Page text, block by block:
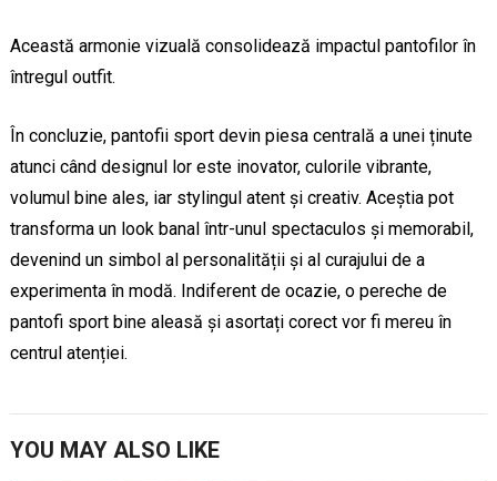
Această armonie vizuală consolidează impactul pantofilor în
întregul outfit.
În concluzie, pantofii sport devin piesa centrală a unei ținute
atunci când designul lor este inovator, culorile vibrante,
volumul bine ales, iar stylingul atent și creativ. Aceștia pot
transforma un look banal într-unul spectaculos și memorabil,
devenind un simbol al personalității și al curajului de a
experimenta în modă. Indiferent de ocazie, o pereche de
pantofi sport bine aleasă și asortați corect vor fi mereu în
centrul atenției.
YOU MAY ALSO LIKE